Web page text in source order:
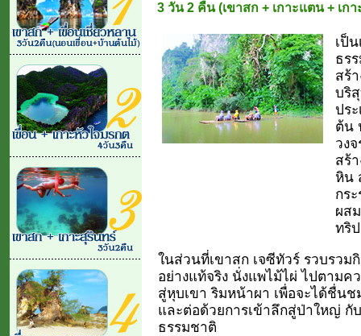
3 วัน 2 คืน (เขาสก + เกาะแตน + เก
เป็
ธร
สร้
บริ
ปร
ต้น
วง
สร้
หิน
กร
ผส
ทริ
ในส่วนที่เขาสก เจซีทัวร์ รวบรวม
อย่างแท้จริง นั่งแพไม้ไผ่ ไปตาม
สู่หุบเขา ริมหน้าผา เพื่อจะได้ชื่น
และต่อด้วยการเข้าลึกสู่ป่าใหญ่
ธรรมชาติ